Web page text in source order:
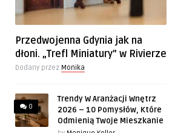
Przedwojenna Gdynia jak na
dłoni. „Trefl Miniatury” w Rivierze
Dodany przez Monika
0
Trendy W Aranżacji Wnętrz
2026 – 10 Pomysłów, Które
Odmienią Twoje Mieszkanie